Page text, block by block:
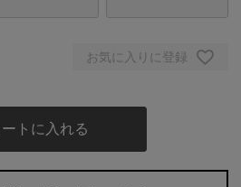
お気に入りに登録
ートに入れる